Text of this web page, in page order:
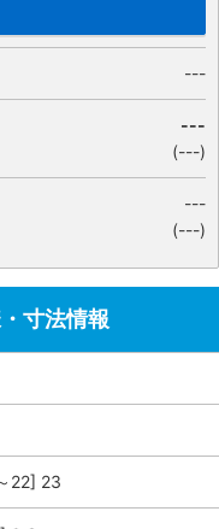
---
---
(---)
---
(---)
寸法情報
22] 23